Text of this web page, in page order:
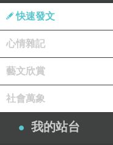
出院三個月後，某一
大哥跟我提到一個願
看著夕陽!!
看著遠方印象中的景
臉上再次感觸，以前
快速發文
心情雜記
藝文欣賞
社會萬象
我的站台